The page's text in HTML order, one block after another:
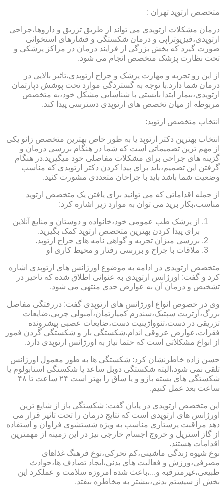
متخصص ارتوپد تهران :
درمان مشکلات ارتوپدی می تواند از طریق تزریق و داروها،جراحی
ارتوپدی،فیزیوتراپی و درمان شکستگی و فشارهای استخوانی
صورت گیرد که بخش بزرگی از فرایند درمان در مراکز پزشکی و
تحت نظارت پزشک متخصص انجام می شود.
از این رو تجربه و مهارت پزشک و جراح ارتوپدی،تاثیر بالایی در
درمان شما دارد.با توجه به گستردگی موارد تحت پوشش دپارتمان
ارتوپدی،بیمار ابتدا بایستی با شناسایی مشکل خود،به متخصص
مربوطه از میان تخصص های ارتوپدی دسترسی پیدا کند.
انتخاب متخصص ارتوپد:
انتخاب بهترین دکتر ارتوپد یا به طور خاص بهترین متخصص زانو یکی
از مهم ترین تصمیماتی است که شما در هنگام بررسی درمان و
گزینه های جراحی برای مشکلات مفاصلی خود میگیرید.در هنگام
گرفتن این تصمیم،باید برای پیدا کردن دکتر ارتوپدی که مناسب
وضعیت شما باشد باید با جراحان متعددی مشورت کنید.
از جمله اقداماتی که می توانید برای یافتن یک متخصص ارتوپد
مناسب،بکار برید می توان به موارد زیر اشاره کرد:
از پزشک طب عمومی خود،خانواده و دوستان و منابع آنلاین
برای پیدا کردن بهترین متخصص ارتوپد کمک بگیرید.
بررسی میزان تجربه و گواهی نامه های جراح ارتوپد.
ملاقات با جراح و بررسی رفتار و محیط کاری او
متخصص ارتوپدی در ادامه به موضوع اورژانس های ارتوپدی اشاره
کرد و گفت: اورژانس ارتوپدی به عنوانی اطلاق شده که تاخیر در
تشخیص و درمان آن به عوارض جدی منتهی می شود.
وی در خصوص انواع اورژانس های ارتوپدی گفت: دررفتگی مفاصل
بزرگ،آرتریت سپتیک،سندرم کمپارتمان،آمبولی چربی،ضایعات
تزریقی در دست،تنوواژینیت دست،ضایعات عصبی پیشرونده
فقرات،عوارض عروقی اندام،شکستگی باز و شکستگی گردن فمور
از انواع مشکلاتی است که حتما نیاز به اورژانس ارتوپدی دارد.
حسن زاده خاطرنشان کرد: شکستگی ها به طور معمول اورژانس
تلقی نمی شود،البته شکستگی دوبل ساعد یا شکستگی استابولوم یا
شکستگی های بسته بازو و یا ساق را بهتر است ۲۴ ساعت تا ۴۸
ساعت بعد عمل کنیم.
این متخصص ارتوپدی در پایان گفت: شکستگی باز از شایع ترین
اورژانس های ارتوپدی است که نتایج درمان را تحت تاثیر قرار می
دهد مراقبت پرستاری مناسب به ویژه شستشوی فراوان و استفاده
از گاز استریل و خروج اجسام خارجی نیز در این زمینه از مهمترین
اقدامات هستند.
نوع شیوه زندگی ماشینی،کم تحرکی،نوع فرهنگ غذاهای
مصرفی،ورزش و فعالیت های بدنی،ایجاد تصادف ها،حوادث
طبیعی،غیرمترقبه و...،باعث شده امروزه سلامت و عملکرد این
بخش از سیستم بدنی،بیشتر به مخاطره بیفتد.